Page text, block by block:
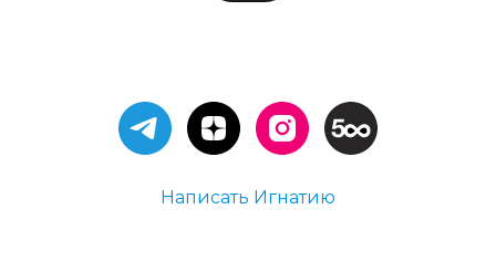
Написать Игнатию